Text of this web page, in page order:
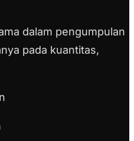
dalam pengumpulan
pada kuantitas,